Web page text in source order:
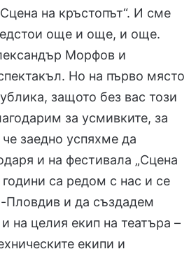
на кръстопът“. И сме
още и още, и още.
Морфов и
Но на първо място
защото без вас този
за усмивките, за
заедно успяхме да
и на фестивала „Сцена
години са редом с нас и се
Пловдив и да създадем
на целия екип на театъра –
екипи и